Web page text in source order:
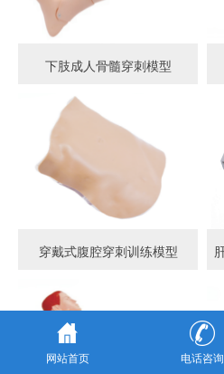
下肢成人骨髓穿刺模型
穿戴式腹腔穿刺训练模型
网站首页 电话咨询